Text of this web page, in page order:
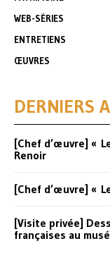
WEB-SÉRIES
ENTRETIENS
ŒUVRES
DERNIERS
[Chef d’œuvre] «
Renoir
[Chef d’œuvre] «
[Visite privée]
françaises au